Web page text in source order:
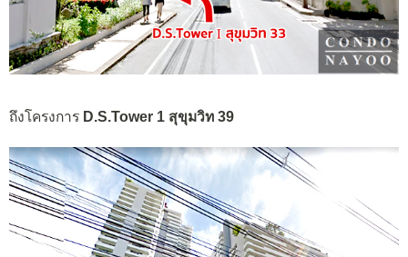
ถึงโครงการ D.S.Tower 1 สุขุมวิท 39